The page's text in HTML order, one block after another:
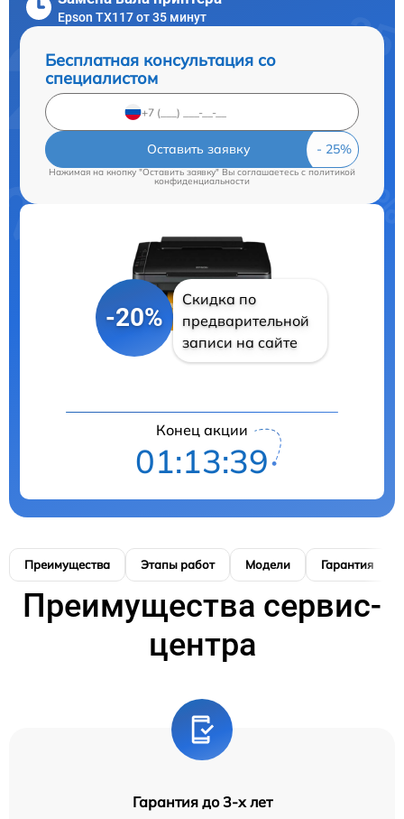
Epson TX117 от 35 минут
Бесплатная консультация со
специалистом
Оставить заявку
Нажимая на кнопку "Оставить заявку" Вы соглашаетесь cполитикой
конфиденциальности
-20%
Скидка по
предварительной
записи на сайте
Конец акции
01:13:38
Преимущества Этапы работ Модели Гарантия
Преимущества сервис-
центра
Гарантия до 3-х лет